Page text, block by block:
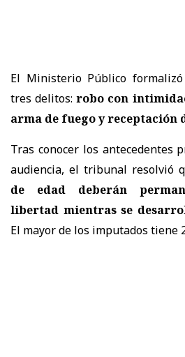
El Ministerio Público
tres delitos:robo con
arma de fuego y receptación
Tras conocer los antecedentes
audiencia, el tribunal resolvió
de edad deberán
libertad mientras se
El mayor de los imputados tiene